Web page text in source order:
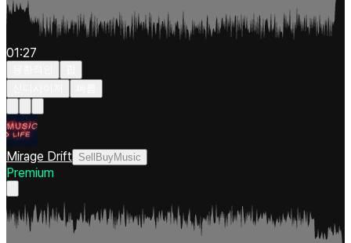
01:27
Mirage Drift SellBuyMusic
Premium